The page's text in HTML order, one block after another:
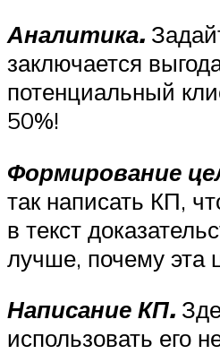
Аналитика.
заключается
потенциальный
50%!
Формирование
так написать КП,
в текст
лучше, почему эта
Написание КП.
использовать его